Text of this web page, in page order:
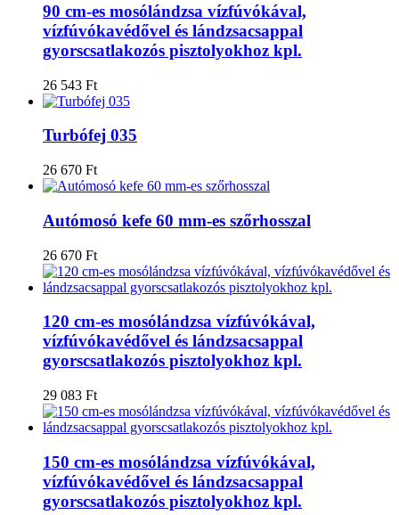
90 cm-es mosólándzsa vízfúvókával,
vízfúvókavédővel és lándzsacsappal
gyorscsatlakozós pisztolyokhoz kpl.
26 543 Ft
Turbófej 035
26 670 Ft
Autómosó kefe 60 mm-es szőrhosszal
26 670 Ft
120 cm-es mosólándzsa vízfúvókával,
vízfúvókavédővel és lándzsacsappal
gyorscsatlakozós pisztolyokhoz kpl.
29 083 Ft
150 cm-es mosólándzsa vízfúvókával,
vízfúvókavédővel és lándzsacsappal
gyorscsatlakozós pisztolyokhoz kpl.